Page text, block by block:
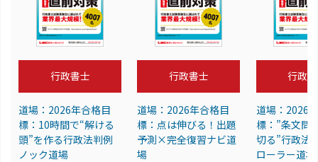
行政書士
道場：2026年合格目
標：10時間で“解ける
頭”を作る行政法判例
ノック道場
行政書士
道場：2026年合格目
標：点は伸びる！出題
予測×完全復習ナビ道
場
行政
道場：2026
標：”条文問
切る”行政法
ローラー道場